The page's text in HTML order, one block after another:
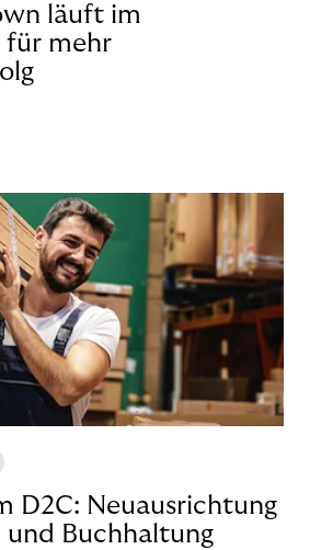
läuft im
für mehr
D2C: Neuausrichtung
und Buchhaltung